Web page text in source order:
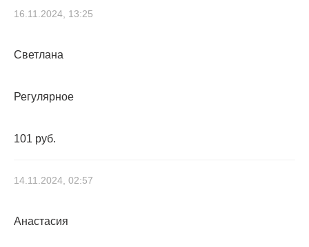
16.11.2024, 13:25
Светлана
Регулярное
101 руб.
14.11.2024, 02:57
Анастасия